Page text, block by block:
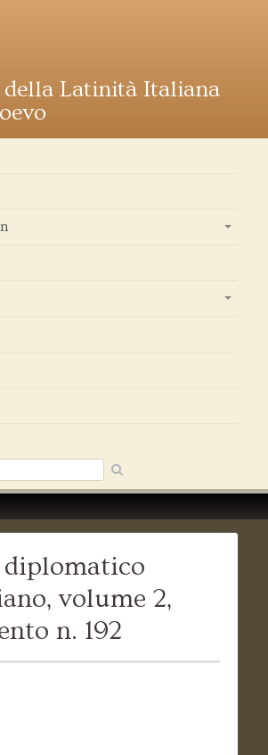
Latinità Italiana
diplomatico
volume 2,
n. 192